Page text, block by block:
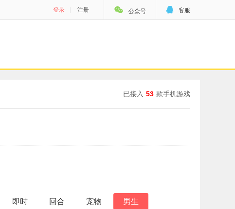
登录 注册  公众号  客服
已接入 53 款手机游戏
即时 回合 宠物 男生